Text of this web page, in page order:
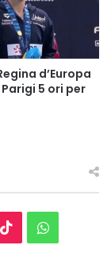
d’Europa
5 ori per
TikTok